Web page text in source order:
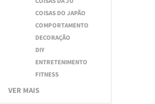
COISAS DO JAPÃO
COMPORTAMENTO
DECORAÇÃO
DIY
ENTRETENIMENTO
FITNESS
VER MAIS